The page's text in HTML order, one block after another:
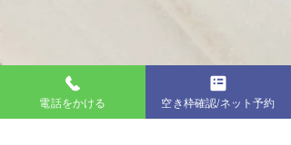
電話をかける 空き枠確認/ネット予約